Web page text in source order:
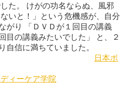
た。 けがの功名ならぬ、風邪
いと！」という危機感が、自分
がり 「ＤＶＤが１回目の講義
目の講義みたいでした」 と、２
自信に満ちていました。
日本ボ
ィーケア学院